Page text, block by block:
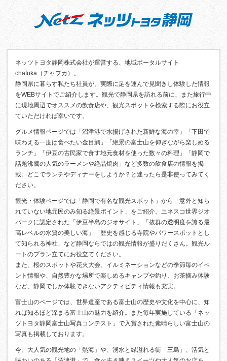
ネッツトヨタ静岡株式会社が運営する、地域ポータルサイト
chafuka（チャフカ）。
静岡県に暮らす私たち社員が、実際に足を運んで見聞きし体験した情報
をWEBサイトでご紹介します。観光で静岡県を訪れる前に、また旅行中
に現地周辺でオススメの飲食店や、観光スポットを検索する際にお役立
ていただければ幸いです。
グルメ情報ページでは「沼津港で水揚げされた新鮮な海の幸」「下田で
味わえる一度は食べたい金目鯛」「絶景の富士山を仰ぎながら楽しめる
ランチ」「伊豆の古民家で食す地元食材を使った数々の料理」「静岡で
話題沸騰の人気のラーメンや絶品焼肉」など多数の飲食店の情報を掲
載。どこでランチやディナーをしようか？と迷ったら是非使ってみてく
ださい。
観光・体験ページでは「静岡で有名な観光スポット」から「意外と知ら
れていない地元民のみ知る絶景ポイント」をご紹介。ユネスコ世界ジオ
パークに認定された「伊豆半島のジオサイト」「抜群の透明度を誇る最
高レベルの水質の美しい海」「歴史を感じる寺院やパワースポットとし
て知られる神社」など静岡ならではの観光情報が盛りだくさん。観光ル
ートのプラン立てにお役立てください。
また、桜のスポットや花火大会、イルミネーションなどの季節毎のイベ
ント情報や、自然豊かな場所で楽しめるキャンプや釣り、お茶摘み体験
など、静岡でしか体験できないアクティビティ情報も充実。
富士山のページでは、世界遺産である富士山の歴史や文化を中心に、知
れば知るほど深まる富士山の魅力を紹介。また毎年実施している「ネッ
ツトヨタ静岡富士山写真コンテスト」で入賞された素晴らしい富士山の
写真も掲載しております。
今、大人気の観光地の「熱海」や、湧水と緑溢れる街「三島」、活気と